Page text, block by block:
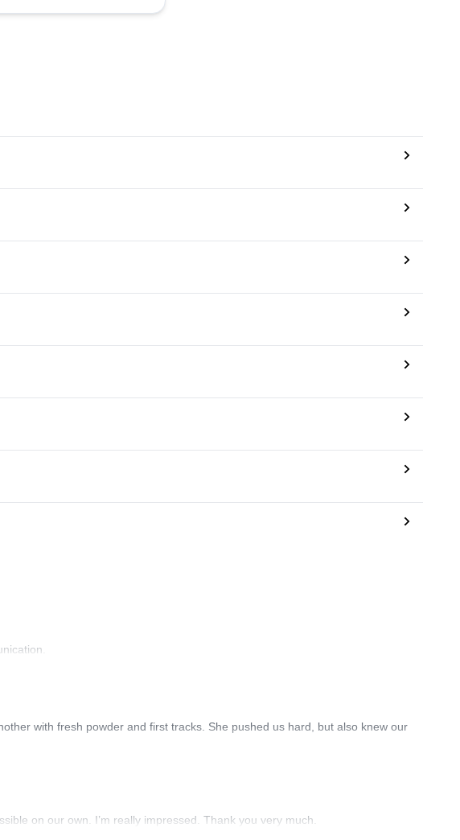
with fresh powder and first tracks. She pushed us hard, but also knew our
on our own. I’m really impressed. Thank you very much.